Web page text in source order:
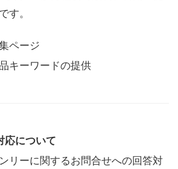
す。
ページ
キーワードの提供
応について
リーに関するお問合せへの回答対